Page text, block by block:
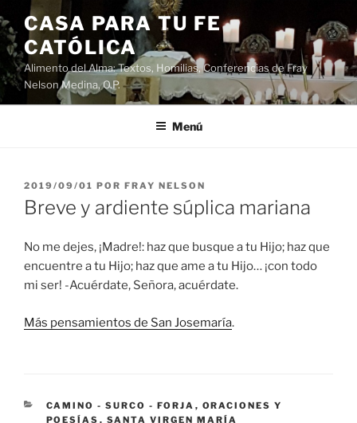
Saltar
al
contenido
CASA PARA TU FE
CATÓLICA
Alimento del Alma: Textos, Homilias, Conferencias de Fray
Nelson Medina, O.P.
Menú
PUBLICADO
EL
2019/09/01 POR FRAY NELSON
Breve y ardiente súplica mariana
No me dejes, ¡Madre!: haz que busque a tu Hijo; haz que
encuentre a tu Hijo; haz que ame a tu Hijo… ¡con todo
mi ser! -Acuérdate, Señora, acuérdate.
Más pensamientos de San Josemaría.
CATEGORÍAS
CAMINO - SURCO - FORJA , ORACIONES Y
POESÍAS , SANTA VIRGEN MARÍA